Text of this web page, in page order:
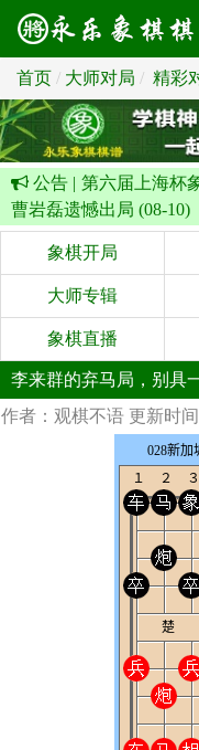
首页 大师对局 精彩
公告 | 第六届上海杯
曹岩磊遗憾出局 (08-10)
象棋开局
大师专辑
象棋直播
李来群的弃马局，别具
作者：观棋不语 更新时